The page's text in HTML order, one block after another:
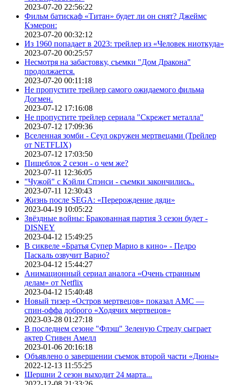
2023-07-20 22:56:22
Фильм батискаф «Титан» будет ли он снят? Джеймс
Кэмерон:
2023-07-20 00:32:12
Из 1960 попадает в 2023: трейлер из «Человек ниоткуда»
2023-07-20 00:25:57
Несмотря на забастовку, съемки "Дом Дракона"
продолжается.
2023-07-20 00:11:18
Не пропустите трейлер самого ожидаемого фильма
Догмен.
2023-07-12 17:16:08
Не пропустите трейлер сериала "Скрежет металла"
2023-07-12 17:09:36
Вселенная зомби - Сеул окружен мертвецами (Трейлер
от NETFLIX)
2023-07-12 17:03:50
Пищеблок 2 сезон - о чем же?
2023-07-11 12:36:05
"Чужой" с Кэйли Спэнси - съемки закончились..
2023-07-11 12:30:43
Жизнь после SEGA: «Перерождение дяди»
2023-04-19 10:05:22
Звёздные войны: Бракованная партия 3 сезон будет -
DISNEY
2023-04-12 15:49:25
В сиквеле «Братья Супер Марио в кино» - Педро
Паскаль озвучит Варио?
2023-04-12 15:44:27
Анимационный сериал аналога «Очень странным
делам» от Netflix
2023-04-12 15:40:48
Новый тизер «Остров мертвецов» показал АМС —
спин-оффа доброго «Ходячих мертвецов»
2023-03-28 01:27:18
В последнем сезоне "Флэш" Зеленую Стрелу сыграет
актер Стивен Амелл
2023-01-06 20:16:18
Объявлено о завершении съемок второй части «Дюны»
2022-12-13 11:55:25
Шершни 2 сезон выходит 24 марта...